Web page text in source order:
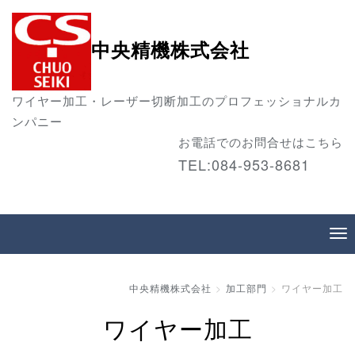
中央精機株式会社
ワイヤー加工・レーザー切断加工のプロフェッショナルカ
ンパニー
お電話でのお問合せはこちら
TEL:084-953-8681
中央精機株式会社 加工部門 ワイヤー加工
ワイヤー加工